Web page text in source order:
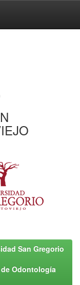
San Gregorio
de Odontología